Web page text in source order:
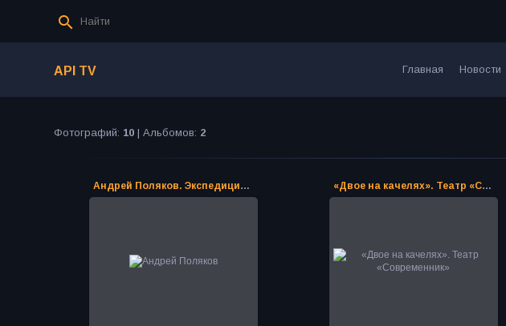
API TV Главная Новости
Фотографий: 10 | Альбомов: 2
Андрей Поляков. Экспедиция Андрея Полякова
резонансных экспедиций по
местам Древних Цивилизаций.
«Двое на качелях». Театр «Современник»
«Двое на качелях». Театр
«Современник»